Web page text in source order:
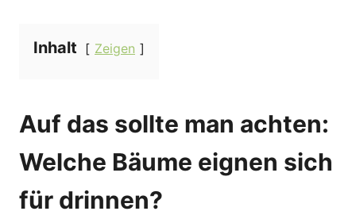
Inhalt Zeigen
Auf das sollte man achten:
Welche Bäume eignen sich
für drinnen?